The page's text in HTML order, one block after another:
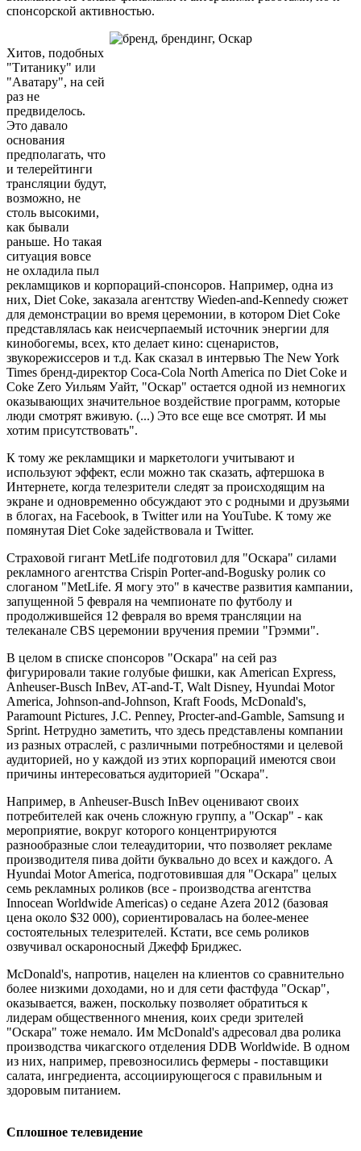
спонсорской активностью.
Хитов, подобных
"Титанику" или
"Аватару", на сей
раз не
предвиделось.
Это давало
основания
предполагать, что
и телерейтинги
трансляции будут,
возможно, не
столь высокими,
как бывали
раньше. Но такая
ситуация вовсе
не охладила пыл
рекламщиков и корпораций-спонсоров. Например, одна из
них, Diet Coke, заказала агентству Wieden-and-Kennedy сюжет
для демонстрации во время церемонии, в котором Diet Coke
представлялась как неисчерпаемый источник энергии для
кинобогемы, всех, кто делает кино: сценаристов,
звукорежиссеров и т.д. Как сказал в интервью The New York
Times бренд-директор Coca-Cola North America по Diet Coke и
Coke Zero Уильям Уайт, "Оскар" остается одной из немногих
оказывающих значительное воздействие программ, которые
люди смотрят вживую. (...) Это все еще все смотрят. И мы
хотим присутствовать".
К тому же рекламщики и маркетологи учитывают и
используют эффект, если можно так сказать, афтершока в
Интернете, когда телезрители следят за происходящим на
экране и одновременно обсуждают это с родными и друзьями
в блогах, на Facebook, в Twitter или на YouTube. К тому же
помянутая Diet Coke задействовала и Twitter.
Страховой гигант MetLife подготовил для "Оскара" силами
рекламного агентства Crispin Porter-and-Bogusky ролик со
слоганом "MetLife. Я могу это" в качестве развития кампании,
запущенной 5 февраля на чемпионате по футболу и
продолжившейся 12 февраля во время трансляции на
телеканале CBS церемонии вручения премии "Грэмми".
В целом в списке спонсоров "Оскара" на сей раз
фигурировали такие голубые фишки, как American Express,
Anheuser-Busch InBev, AT-and-T, Walt Disney, Hyundai Motor
America, Johnson-and-Johnson, Kraft Foods, McDonald's,
Paramount Pictures, J.C. Penney, Procter-and-Gamble, Samsung и
Sprint. Нетрудно заметить, что здесь представлены компании
из разных отраслей, с различными потребностями и целевой
аудиторией, но у каждой из этих корпораций имеются свои
причины интересоваться аудиторией "Оскара".
Например, в Anheuser-Busch InBev оценивают своих
потребителей как очень сложную группу, а "Оскар" - как
мероприятие, вокруг которого концентрируются
разнообразные слои телеаудитории, что позволяет рекламе
производителя пива дойти буквально до всех и каждого. А
Hyundai Motor America, подготовившая для "Оскара" целых
семь рекламных роликов (все - производства агентства
Innocean Worldwide Americas) о седане Azera 2012 (базовая
цена около $32 000), сориентировалась на более-менее
состоятельных телезрителей. Кстати, все семь роликов
озвучивал оскароносный Джефф Бриджес.
McDonald's, напротив, нацелен на клиентов со сравнительно
более низкими доходами, но и для сети фастфуда "Оскар",
оказывается, важен, поскольку позволяет обратиться к
лидерам общественного мнения, коих среди зрителей
"Оскара" тоже немало. Им McDonald's адресовал два ролика
производства чикагского отделения DDB Worldwide. В одном
из них, например, превозносились фермеры - поставщики
салата, ингредиента, ассоциирующегося с правильным и
здоровым питанием.
Сплошное телевидение